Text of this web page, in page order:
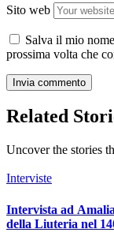
Sito web
Salva il mio
prossima volta che
Related
Uncover the stories
Interviste
Intervista ad
della Liuteria nel